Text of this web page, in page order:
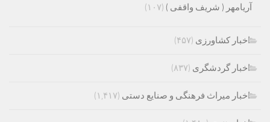
آریامهر ( شریف واقفی ) (۱۰۷)
اخبار کشاورزی (۴۵۷)
اخبار گردشگری (۸۳۷)
اخبار میراث فرهنگی و صنایع دستی (۱,۴۱۷)